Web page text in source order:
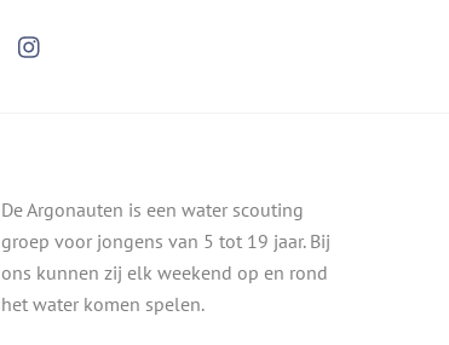
De Argonauten is een water scouting
groep voor jongens van 5 tot 19 jaar. Bij
ons kunnen zij elk weekend op en rond
het water komen spelen.